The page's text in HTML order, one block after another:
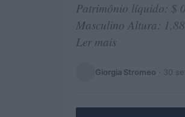
Patrimônio líquido: $
Masculino Altura:
Ler mais
Giorgia Stromeo · 30